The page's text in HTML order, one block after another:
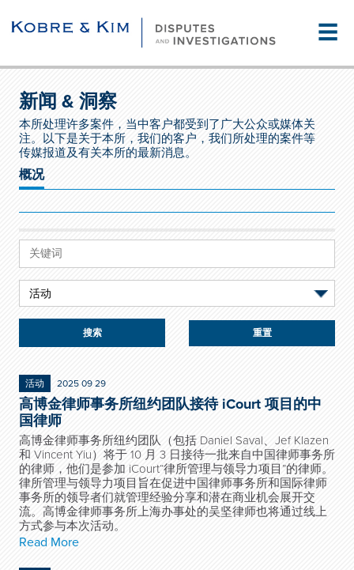
☰
新闻 & 洞察
本所处理许多案件，当中客户都受到了广大公众或媒体关
注。以下是关于本所，我们的客户，我们所处理的案件等
传媒报道及有关本所的最新消息。
概况
重置
活动 2025 09 29
高博金律师事务所纽约团队接待 iCourt 项目的中
国律师
高博金律师事务所纽约团队（包括 Daniel Saval、Jef Klazen
和 Vincent Yiu）将于 10 月 3 日接待一批来自中国律师事务所
的律师，他们是参加 iCourt“律所管理与领导力项目”的律师。
律所管理与领导力项目旨在促进中国律师事务所和国际律师
事务所的领导者们就管理经验分享和潜在商业机会展开交
流。高博金律师事务所上海办事处的吴坚律师也将通过线上
方式参与本次活动。
Read More